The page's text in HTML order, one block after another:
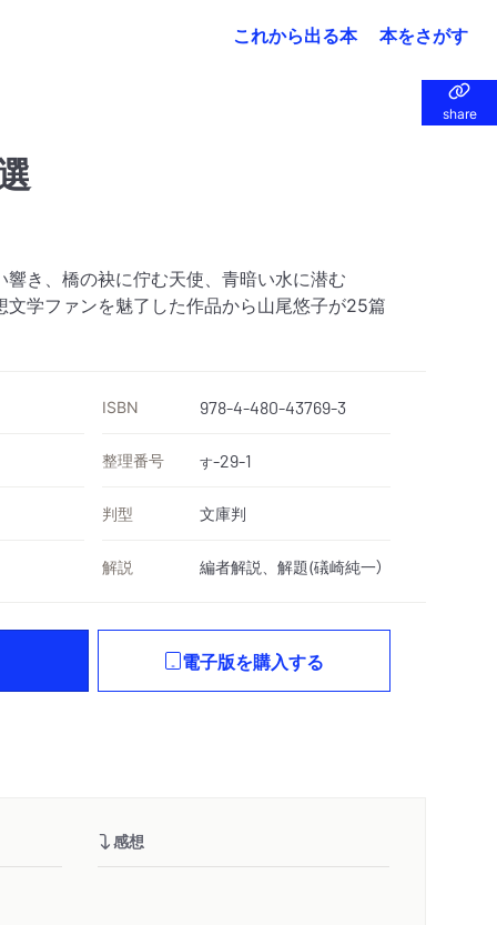
これから出る本 本をさがす
share
share
き、橋の袂に佇む天使、青暗い水に潜む
学ファンを魅了した作品から山尾悠子が25篇
ISBN 978-4-480-43769-3
整理番号 す-29-1
判型 文庫判
解説 編者解説、解題(礒崎純一）
電子版を購入する
感想